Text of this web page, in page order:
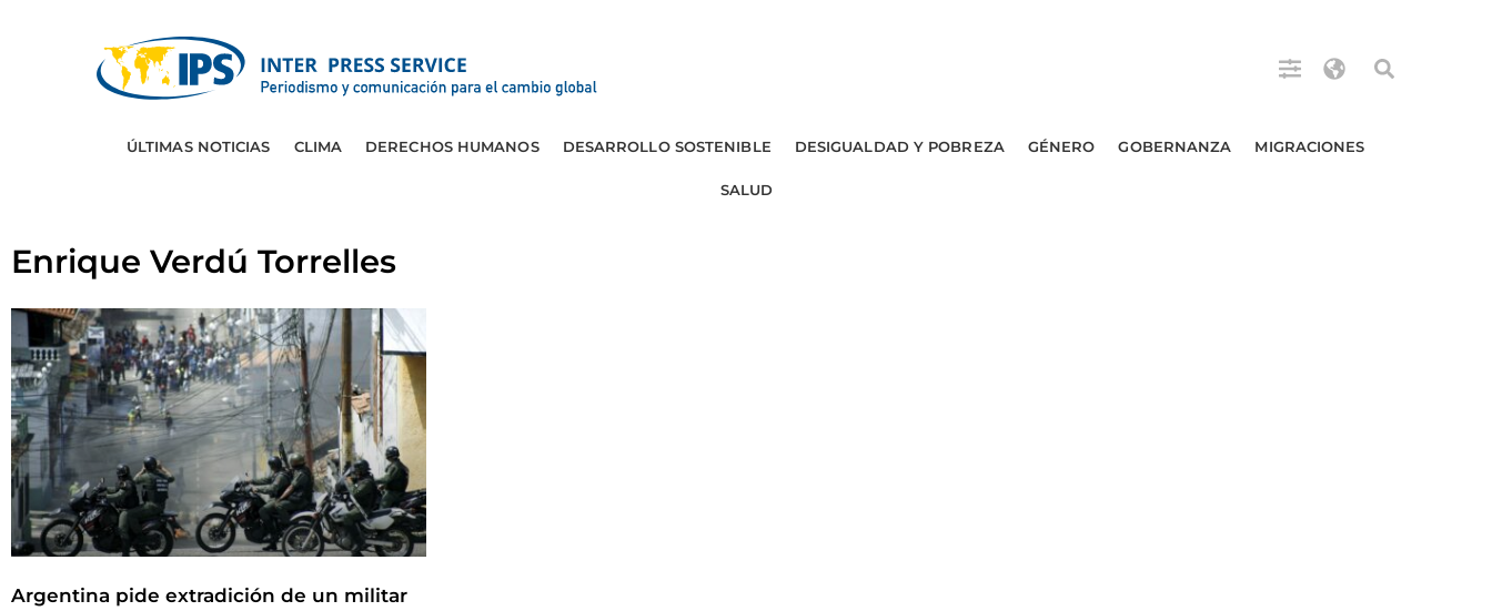
ÚLTIMAS NOTICIAS CLIMA DERECHOS HUMANOS DESARROLLO SOSTENIBLE DESIGUALDAD Y POBREZA GÉNERO GOBERNANZA MIGRACIONES
SALUD
Enrique Verdú Torrelles
Argentina pide extradición de un militar